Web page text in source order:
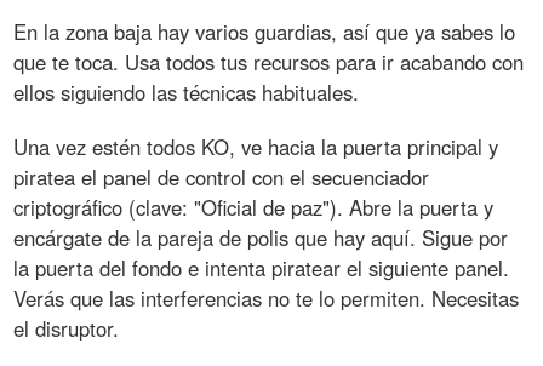
En la zona baja hay varios guardias, así que ya sabes lo
que te toca. Usa todos tus recursos para ir acabando con
ellos siguiendo las técnicas habituales.
Una vez estén todos KO, ve hacia la puerta principal y
piratea el panel de control con el secuenciador
criptográfico (clave: "Oficial de paz"). Abre la puerta y
encárgate de la pareja de polis que hay aquí. Sigue por
la puerta del fondo e intenta piratear el siguiente panel.
Verás que las interferencias no te lo permiten. Necesitas
el disruptor.